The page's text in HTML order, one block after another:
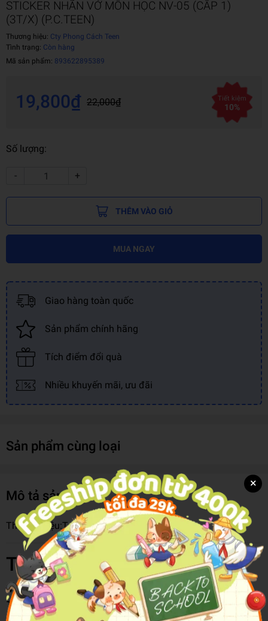
STICKER NHÃN VỞ MÔN HỌC NV-05 (CẤP 1)
(3T/X) (P.C.TEEN)
Thương hiệu: Cty Phong Cách Teen
Tình trạng: Còn hàng
Mã sản phẩm: 893622895389
19,800₫ 22,000₫ Tiết kiệm
10%
Số lượng:
- +
THÊM VÀO GIỎ
MUA NGAY
Giao hàng toàn quốc
Sản phẩm chính hãng
Tích điểm đổi quà
Nhiều khuyến mãi, ưu đãi
Sản phẩm cùng loại
Mô tả sản phẩm
Thương hiệu:Teenage
Thông tin chi tiết
Mã hàng
8936228953892
Tên Nhà Cung Cấp
Cty Phong Cách Teen
×